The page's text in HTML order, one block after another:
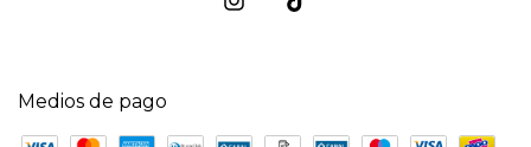
Medios de pago